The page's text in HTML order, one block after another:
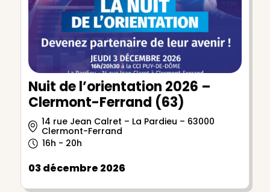
Nuit de l’orientation 2026 –
Clermont-Ferrand (63)
14 rue Jean Calret – La Pardieu – 63000
Clermont-Ferrand
16h - 20h
03 décembre 2026